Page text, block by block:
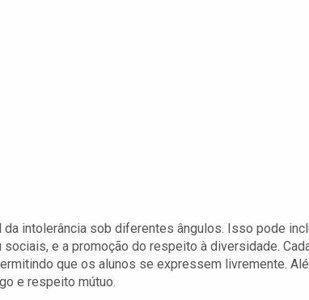
intolerância sob diferentes ângulos. Isso pode
e a promoção do respeito à diversidade.
que os alunos se expressem livremente.
e respeito mútuo.